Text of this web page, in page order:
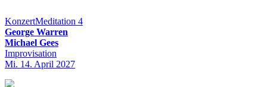
KonzertMeditation 4
George Warren
Michael Gees
Improvisation
Mi. 14. April 2027